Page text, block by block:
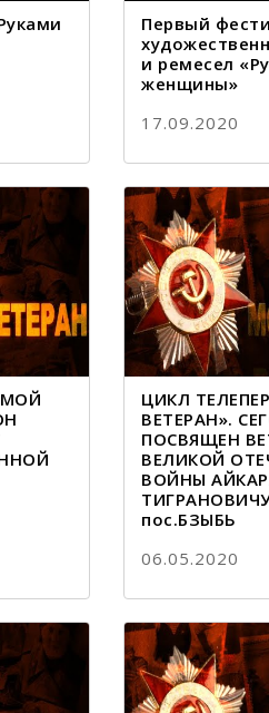
Первый
и ремесел
женщины»
17.09.2020
ЦИКЛ
ВЕТЕРАН».
ПОСВЯЩЕН
ВЕЛИКОЙ
ВОЙНЫ
пос.БЗЫБЬ
06.05.2020